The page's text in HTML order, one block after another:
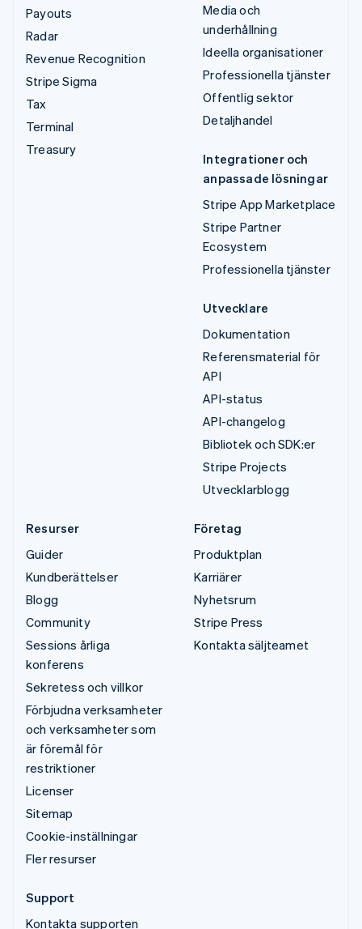
Payouts
Radar
Revenue Recognition
Stripe Sigma
Tax
Terminal
Treasury
Media och
underhållning
Ideella organisationer
Professionella tjänster
Offentlig sektor
Detaljhandel
Integrationer och
anpassade lösningar
Stripe App Marketplace
Stripe Partner
Ecosystem
Professionella tjänster
Utvecklare
Dokumentation
Referensmaterial för
API
API-status
API-changelog
Bibliotek och SDK:er
Stripe Projects
Utvecklarblogg
Resurser
Guider
Kundberättelser
Blogg
Community
Sessions årliga
konferens
Sekretess och villkor
Förbjudna verksamheter
och verksamheter som
är föremål för
restriktioner
Licenser
Sitemap
Cookie-inställningar
Fler resurser
Företag
Produktplan
Karriärer
Nyhetsrum
Stripe Press
Kontakta säljteamet
Support
Kontakta supporten